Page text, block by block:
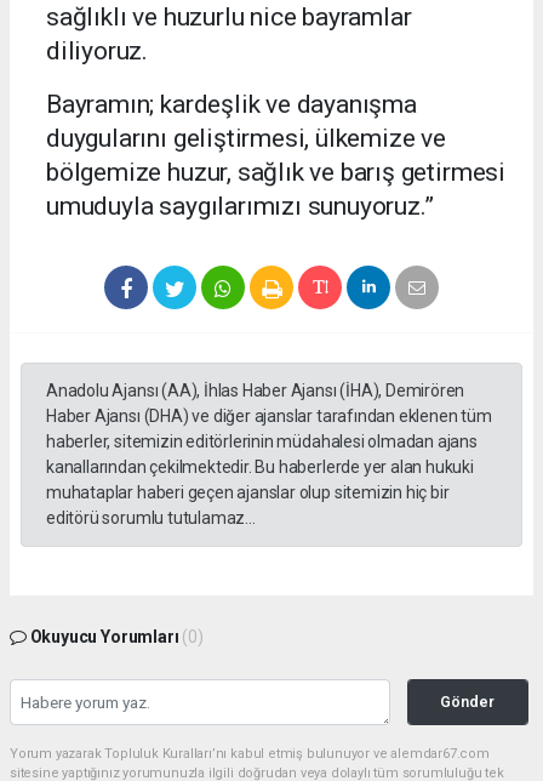
sağlıklı ve huzurlu nice bayramlar
diliyoruz.
Bayramın; kardeşlik ve dayanışma
duygularını geliştirmesi, ülkemize ve
bölgemize huzur, sağlık ve barış getirmesi
umuduyla saygılarımızı sunuyoruz.”
Anadolu Ajansı (AA), İhlas Haber Ajansı (İHA), Demirören
Haber Ajansı (DHA) ve diğer ajanslar tarafından eklenen tüm
haberler, sitemizin editörlerinin müdahalesi olmadan ajans
kanallarından çekilmektedir. Bu haberlerde yer alan hukuki
muhataplar haberi geçen ajanslar olup sitemizin hiç bir
editörü sorumlu tutulamaz...
Okuyucu Yorumları (0)
Gönder
Yorum yazarak Topluluk Kuralları’nı kabul etmiş bulunuyor ve alemdar67.com
sitesine yaptığınız yorumunuzla ilgili doğrudan veya dolaylı tüm sorumluluğu tek